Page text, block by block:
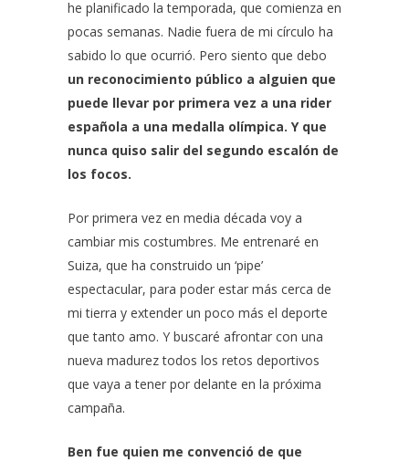
he planificado la temporada, que comienza en
pocas semanas. Nadie fuera de mi círculo ha
sabido lo que ocurrió. Pero siento que debo
un reconocimiento público a alguien que
puede llevar por primera vez a una rider
española a una medalla olímpica. Y que
nunca quiso salir del segundo escalón de
los focos.
Por primera vez en media década voy a
cambiar mis costumbres. Me entrenaré en
Suiza, que ha construido un ‘pipe’
espectacular, para poder estar más cerca de
mi tierra y extender un poco más el deporte
que tanto amo. Y buscaré afrontar con una
nueva madurez todos los retos deportivos
que vaya a tener por delante en la próxima
campaña.
Ben fue quien me convenció de que